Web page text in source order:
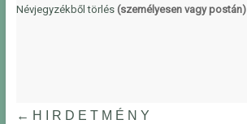
Névjegyzékből törlés (személyesen vagy postán)
← H I R D E T M É N Y